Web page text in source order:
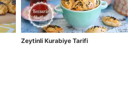
Zeytinli Kurabiye Tarifi